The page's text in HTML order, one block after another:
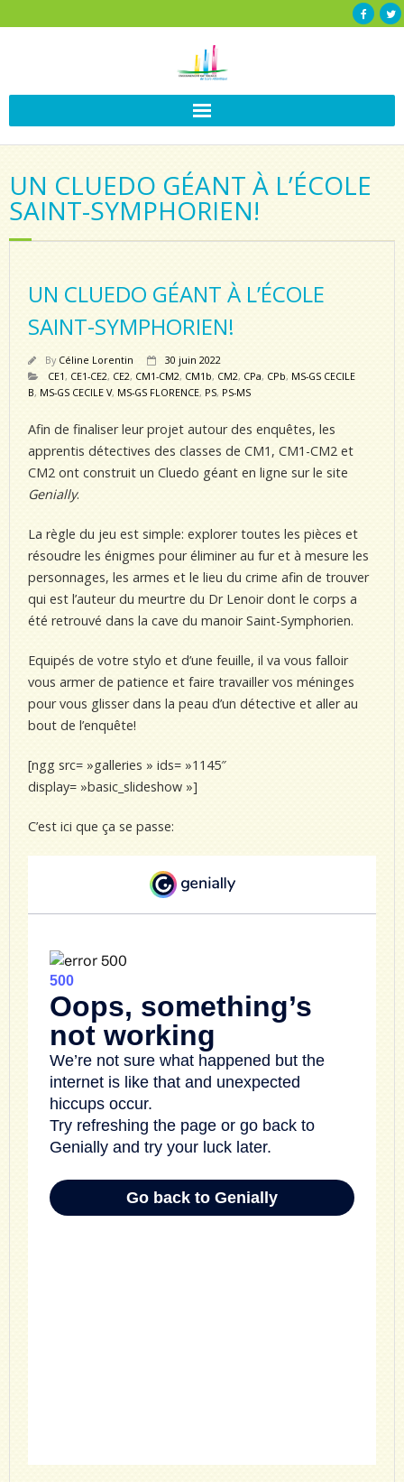
UN CLUEDO GÉANT À L’ÉCOLE
SAINT-SYMPHORIEN!
UN CLUEDO GÉANT À L’ÉCOLE
SAINT-SYMPHORIEN!
By Céline Lorentin
30 juin 2022
CE1, CE1-CE2, CE2, CM1-CM2, CM1b, CM2, CPa, CPb, MS-GS CECILE
B, MS-GS CECILE V, MS-GS FLORENCE, PS, PS-MS
Afin de finaliser leur projet autour des enquêtes, les
apprentis détectives des classes de CM1, CM1-CM2 et
CM2 ont construit un Cluedo géant en ligne sur le site
Genially.
La règle du jeu est simple: explorer toutes les pièces et
résoudre les énigmes pour éliminer au fur et à mesure les
personnages, les armes et le lieu du crime afin de trouver
qui est l’auteur du meurtre du Dr Lenoir dont le corps a
été retrouvé dans la cave du manoir Saint-Symphorien.
Equipés de votre stylo et d’une feuille, il va vous falloir
vous armer de patience et faire travailler vos méninges
pour vous glisser dans la peau d’un détective et aller au
bout de l’enquête!
[ngg src= »galleries » ids= »1145″
display= »basic_slideshow »]
C’est ici que ça se passe: